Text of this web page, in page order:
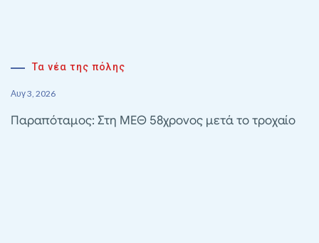
Τα νέα της πόλης
Αυγ 3, 2026
Παραπόταμος: Στη ΜΕΘ 58χρονος μετά το τροχαίο